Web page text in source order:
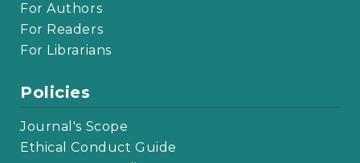
For Authors
For Readers
For Librarians
Policies
Journal's Scope
Ethical Conduct Guide